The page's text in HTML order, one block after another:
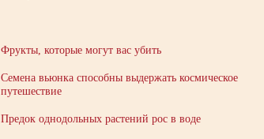
Фрукты, которые могут вас убить
Семена вьюнка способны выдержать космическое
путешествие
Предок однодольных растений рос в воде